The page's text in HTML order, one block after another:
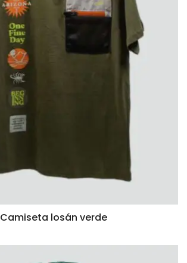
VISTA RÁPIDA
Camiseta losán verde